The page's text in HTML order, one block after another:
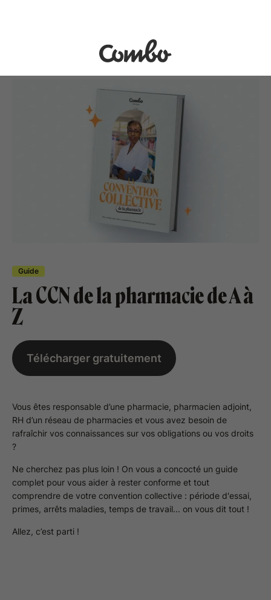
Guide
La CCN de la pharmacie de A à
Z
Télécharger gratuitement
Vous êtes responsable d’une pharmacie, pharmacien adjoint,
RH d’un réseau de pharmacies et vous avez besoin de
rafraîchir vos connaissances sur vos obligations ou vos droits
?
Ne cherchez pas plus loin ! On vous a concocté un guide
complet pour vous aider à rester conforme et tout
comprendre de votre convention collective : période d'essai,
primes, arrêts maladies, temps de travail... on vous dit tout !
Allez, c’est parti !